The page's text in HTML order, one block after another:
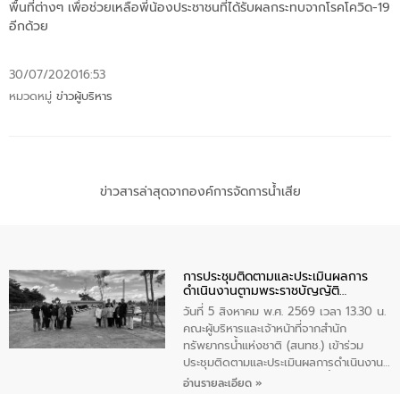
พื้นที่ต่างๆ เพื่อช่วยเหลือพี่น้องประชาชนที่ได้รับผลกระทบจากโรคโควิด-19
อีกด้วย
30/07/202016:53
หมวดหมู่ ข่าวผู้บริหาร
ข่าวสารล่าสุดจากองค์การจัดการน้ำเสีย
การประชุมติดตามและประเมินผลการ
ดำเนินงานตามพระราชบัญญัติ
ทรัพยากรน้ำ พ.ศ. 2561 ประจำ
ปีงบประมาณ พ.ศ. 2569
วันที่ 5 สิงหาคม พ.ศ. 2569 เวลา 13.30 น.
คณะผู้บริหารและเจ้าหน้าที่จากสำนัก
ทรัพยากรน้ำแห่งชาติ (สนทช.) เข้าร่วม
ประชุมติดตามและประเมินผลการดำเนินงาน
ตามพระราชบัญญัติทรัพยากรน้ำ พ.ศ. 2561
อ่านรายละเอียด »